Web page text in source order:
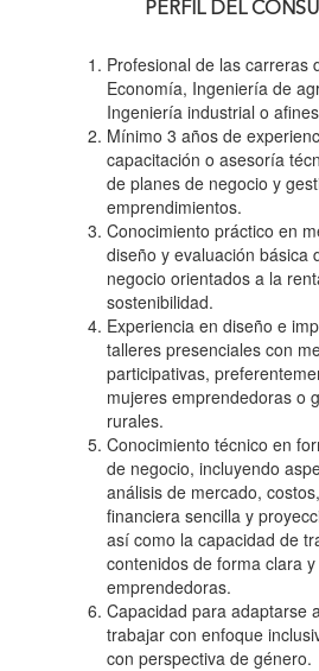
PERFIL DEL
Profesional de las carreras
Economía, Ingeniería de
Ingeniería industrial o
Mínimo 3 años de
capacitación o asesoría
de planes de negocio y
emprendimientos.
Conocimiento práctico en
diseño y evaluación básica
negocio orientados a la
sostenibilidad.
Experiencia en diseño e
talleres presenciales con
participativas,
mujeres emprendedoras o
rurales.
Conocimiento técnico en
de negocio, incluyendo
análisis de mercado,
financiera sencilla y
así como la capacidad de
contenidos de forma clara
emprendedoras.
Capacidad para adaptarse
trabajar con enfoque
con perspectiva de género.